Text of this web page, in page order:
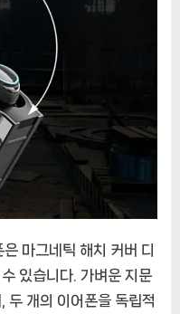
마그네틱 해치 커버 디
있습니다. 가벼운 지문
두 개의 이어폰을 독립적